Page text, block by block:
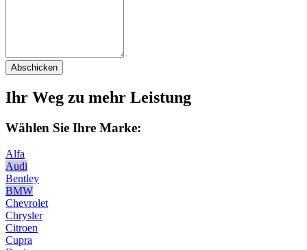
Abschicken
Ihr Weg zu mehr Leistung
Wählen Sie Ihre Marke:
Alfa
Audi
Bentley
BMW
Chevrolet
Chrysler
Citroen
Cupra